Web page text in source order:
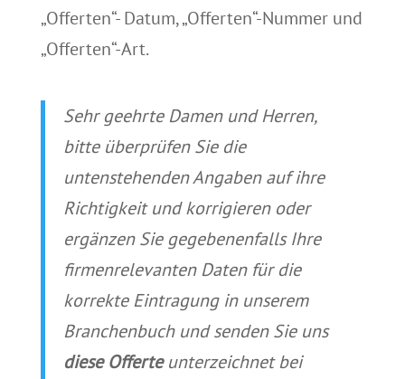
„Offerten“- Datum, „Offerten“-Nummer und
„Offerten“-Art.
Sehr geehrte Damen und Herren,
bitte überprüfen Sie die
untenstehenden Angaben auf ihre
Richtigkeit und korrigieren oder
ergänzen Sie gegebenenfalls Ihre
firmenrelevanten Daten für die
korrekte Eintragung in unserem
Branchenbuch und senden Sie uns
diese Offerteunterzeichnet bei